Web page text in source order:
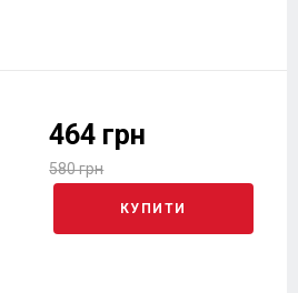
464 грн
580 грн
КУПИТИ